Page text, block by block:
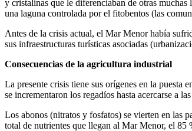
y cristalinas que le diferenciaban de otras
una laguna controlada por el fitobentos (las
Antes de la crisis actual, el Mar Menor había
sus infraestructuras turísticas asociadas
Consecuencias de la agricultura industrial
La presente crisis tiene sus orígenes en la puesta
se incrementaron los regadíos hasta acercarse a
Los abonos (nitratos y fosfatos) se vierten en las
total de nutrientes que llegan al Mar Menor, el